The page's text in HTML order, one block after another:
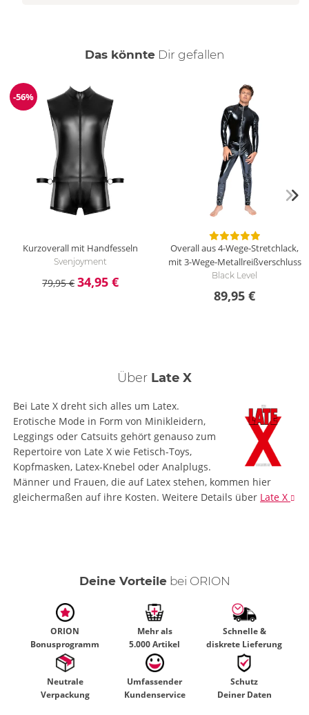
Das könnte Dir auch
gefallen
Reduzierung
-56%
Kurzoverall mit Handfesseln
Svenjoyment
79,95 € 34,95 €
Overall aus 4-Wege-Stretchlack,
mit 3-Wege-Metallreißverschluss
Black Level
89,95 €
Über Late X
Bei Late X dreht sich alles um Latex.
Erotische Mode in Form von Minikleidern,
Leggings oder Catsuits gehört genauso zum
Repertoire von Late X wie Fetisch-Toys,
Kopfmasken, Latex-Knebel oder Analplugs.
Männer und Frauen, die auf Latex stehen, kommen hier
gleichermaßen auf ihre Kosten. Weitere Details über Late X
Deine Vorteilebei ORION
ORION
Bonusprogramm
Mehr als
5.000 Artikel
Schnelle &
diskrete Lieferung
Neutrale
Verpackung
Umfassender
Kundenservice
Schutz
Deiner Daten